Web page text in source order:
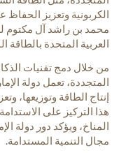
الكربونية وتعزيز
محمد بن راشد آل مكتوم
العربية المتحدة بالطاقة
من خلال دمج تقنيات
المتجددة، تعمل دولة
إنتاج الطاقة وتوزيعها،
هذا التركيز على
المناخ، ويؤكد دور دولة
مجال التنمية المستدامة.